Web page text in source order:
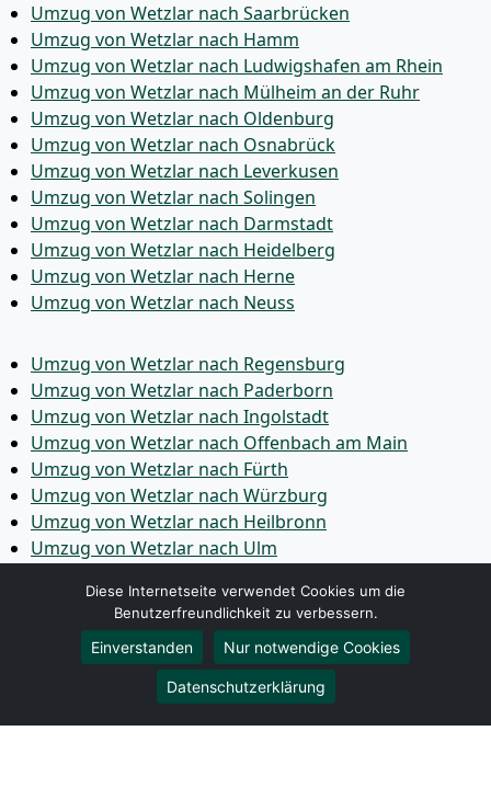
Umzug von Wetzlar nach Saarbrücken
Umzug von Wetzlar nach Hamm
Umzug von Wetzlar nach Ludwigshafen am Rhein
Umzug von Wetzlar nach Mülheim an der Ruhr
Umzug von Wetzlar nach Oldenburg
Umzug von Wetzlar nach Osnabrück
Umzug von Wetzlar nach Leverkusen
Umzug von Wetzlar nach Solingen
Umzug von Wetzlar nach Darmstadt
Umzug von Wetzlar nach Heidelberg
Umzug von Wetzlar nach Herne
Umzug von Wetzlar nach Neuss
Umzug von Wetzlar nach Regensburg
Umzug von Wetzlar nach Paderborn
Umzug von Wetzlar nach Ingolstadt
Umzug von Wetzlar nach Offenbach am Main
Umzug von Wetzlar nach Fürth
Umzug von Wetzlar nach Würzburg
Umzug von Wetzlar nach Heilbronn
Umzug von Wetzlar nach Ulm
Umzug von Wetzlar nach Wolfsburg
Umzug von Wetzlar nach Bottrop
Umzug von Wetzlar nach Göttingen
Umzug von Wetzlar nach Reutlingen
Umzug von Wetzlar nach Bremer­haven
Umzug von Wetzlar nach Koblenz
Diese Internetseite verwendet Cookies um die
Benutzerfreundlichkeit zu verbessern.
Einverstanden Nur notwendige Cookies
Datenschutzerklärung